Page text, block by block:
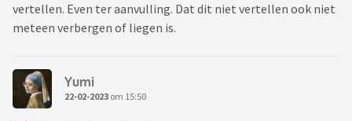
vertellen. Even ter aanvulling. Dat dit niet vertellen ook niet
meteen verbergen of liegen is.
Yumi
22-02-2023 om 15:50